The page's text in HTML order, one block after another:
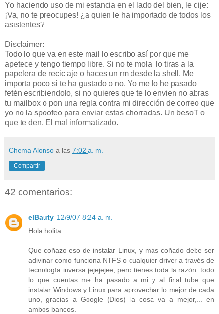
Yo haciendo uso de mi estancia en el lado del bien, le dije:
¡Va, no te preocupes! ¿a quien le ha importado de todos los
asistentes?
Disclaimer:
Todo lo que va en este mail lo escribo así por que me
apetece y tengo tiempo libre. Si no te mola, lo tiras a la
papelera de reciclaje o haces un rm desde la shell. Me
importa poco si te ha gustado o no. Yo me lo he pasado
fetén escribiendolo, si no quieres que te lo envien no abras
tu mailbox o pon una regla contra mi dirección de correo que
yo no la spoofeo para enviar estas chorradas. Un besoT o
que te den. El mal informatizado.
Chema Alonso a las 7:02 a. m.
Compartir
42 comentarios:
elBauty 12/9/07 8:24 a. m.
Hola holita ...
Que coñazo eso de instalar Linux, y más coñado debe ser
adivinar como funciona NTFS o cualquier driver a través de
tecnología inversa jejejejee, pero tienes toda la razón, todo
lo que cuentas me ha pasado a mi y al final tube que
instalar Windows y Linux para aprovechar lo mejor de cada
uno, gracias a Google (Dios) la cosa va a mejor,... en
ambos bandos.